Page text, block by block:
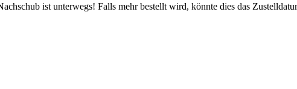
ist unterwegs! Falls mehr bestellt wird, könnte dies das